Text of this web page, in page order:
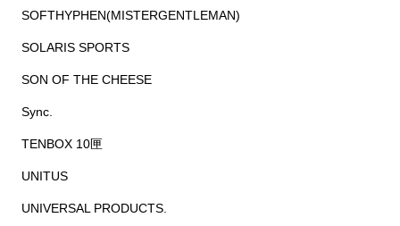
SOFTHYPHEN(MISTERGENTLEMAN)
SOLARIS SPORTS
SON OF THE CHEESE
Sync.
TENBOX 10匣
UNITUS
UNIVERSAL PRODUCTS.